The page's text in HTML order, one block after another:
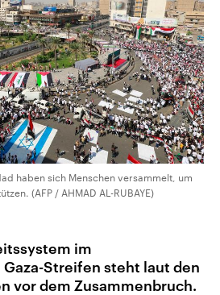
haben sich Menschen versammelt, um
(AFP / AHMAD AL-RUBAYE)
im
Streifen steht laut den
vor dem Zusammenbruch.